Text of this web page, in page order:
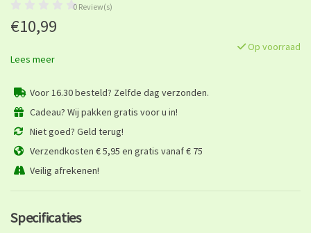
0 Review(s)
€10,99
Op voorraad
Lees meer
Voor 16.30 besteld? Zelfde dag verzonden.
Cadeau? Wij pakken gratis voor u in!
Niet goed? Geld terug!
Verzendkosten € 5,95 en gratis vanaf € 75
Veilig afrekenen!
Specificaties